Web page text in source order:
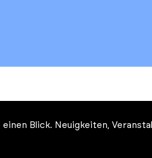
einen Blick. Neuigkeiten,